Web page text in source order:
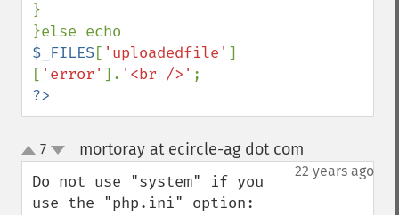
}
$_FILES[ 'uploadedfile' ]
[ 'error' ]. '<br />'
?>
up
down
7 mortoray at ecircle-ag dot com
22 years ago
Do not use "system" if you
use the "php.ini" option: